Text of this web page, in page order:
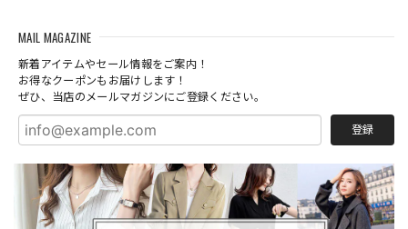
MAIL MAGAZINE
新着アイテムやセール情報をご案内！
お得なクーポンもお届けします！
ぜひ、当店のメールマガジンにご登録ください。
登録